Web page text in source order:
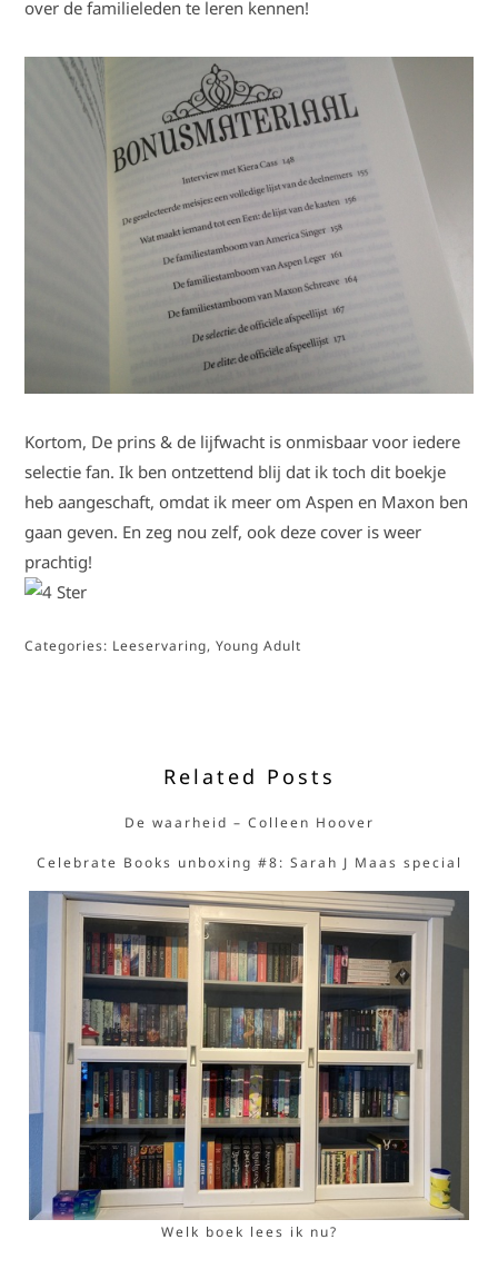
over de familieleden te leren kennen!
Kortom, De prins & de lijfwacht is onmisbaar voor iedere
selectie fan. Ik ben ontzettend blij dat ik toch dit boekje
heb aangeschaft, omdat ik meer om Aspen en Maxon ben
gaan geven. En zeg nou zelf, ook deze cover is weer
prachtig!
Categories: Leeservaring,Young Adult
Related Posts
De waarheid – Colleen Hoover
Celebrate Books unboxing #8: Sarah J Maas special
Welk boek lees ik nu?